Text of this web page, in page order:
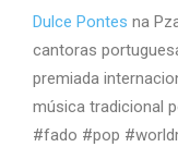
Dulce Pontes na
cantoras
premiada
música tradicional
#fado #pop